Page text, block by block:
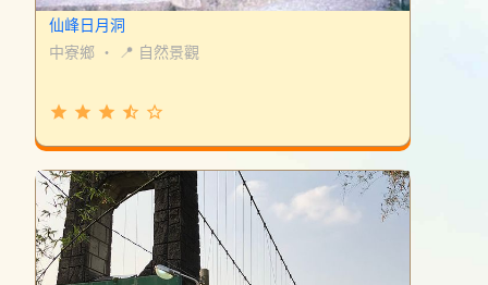
仙峰日月洞
中寮鄉 ・ 📍 自然景觀
grade grade grade star_half star_border